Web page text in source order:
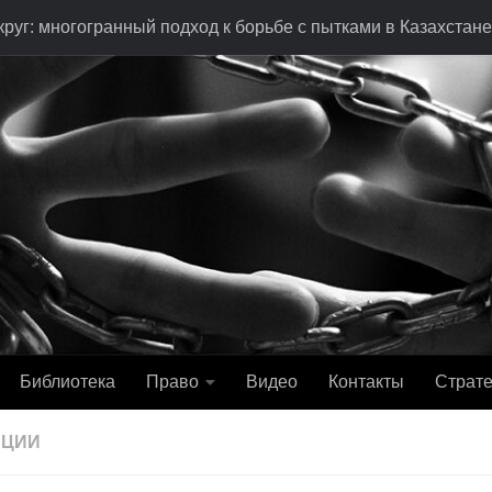
многогранный подход к борьбе с пытками в Казахстане
Библиотека Право Видео Контакты